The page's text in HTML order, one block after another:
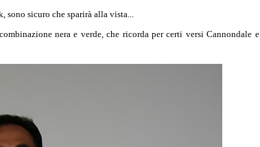
sicuro che sparirà alla vista...
nera e verde, che ricorda per certi versi Cannondale e